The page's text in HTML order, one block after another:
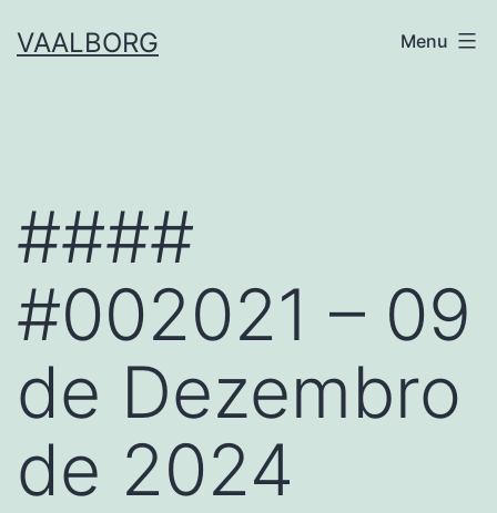
toVAALBORG Menu
####
#002021 – 09
de Dezembro
de 2024